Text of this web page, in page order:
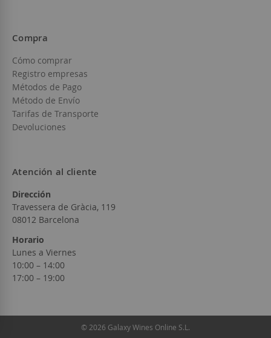
Compra
Cómo comprar
Registro empresas
Métodos de Pago
Método de Envío
Tarifas de Transporte
Devoluciones
Atención al cliente
Dirección
Travessera de Gràcia, 119
08012 Barcelona
Horario
Lunes a Viernes
10:00 – 14:00
17:00 – 19:00
© 2026 Galaxy Wines Online S.L.